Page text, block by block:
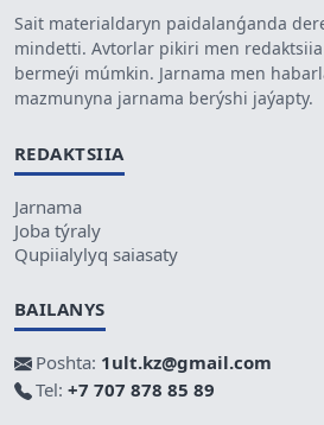
Sait materialdaryn paidalanǵanda
mindetti. Avtorlar pikiri men redaktsiia
bermeýi múmkin. Jarnama men
mazmunyna jarnama berýshi jaýapty.
REDAKTSIIA
Jarnama
Joba týraly
Qupiialylyq saiasaty
BAILANYS
Poshta: 1ult.kz@gmail.com
Tel: +7 707 878 85 89